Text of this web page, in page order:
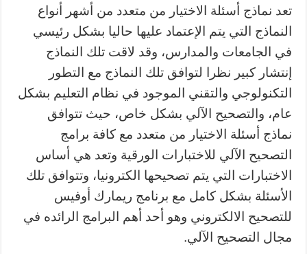
تعد نماذج أسئلة الاختيار من متعدد من أشهر أنواع
النماذج التي يتم الإعتماد عليها حاليا بشكل رئيسي
في الجامعات والمدارس، وقد لاقت تلك النماذج
إنتشار كبير نظرا لتوافق تلك النماذج مع التطور
التكنولوجي والتقني الموجود في نظام التعليم بشكل
عام، والتصحيح الآلي بشكل خاص، حيث تتوافق
نماذج أسئلة الاختيار من متعدد مع كافة برامج
التصحيح الآلي للاختبارات الورقية وتعد هي أساس
الاختبارات التي يتم تصحيحها الكترونيا، وتتوافق تلك
الأسئلة بشكل كامل مع برنامج ريمارك أوفيس
للتصحيح الالكتروني وهو أحد أهم البرامج الرائده في
مجال التصحيح الآلي.